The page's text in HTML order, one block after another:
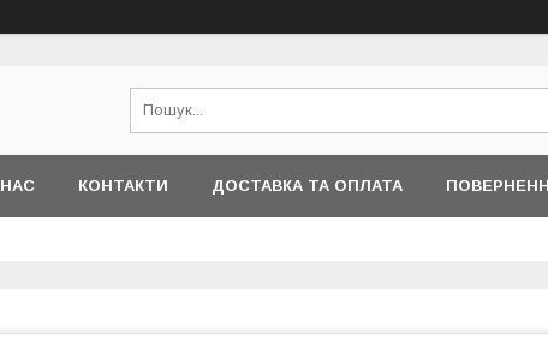
КОНТАКТИ ДОСТАВКА ТА ОПЛАТА